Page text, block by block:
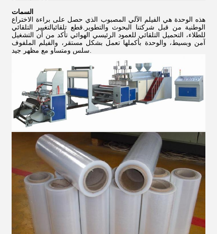
السمات
هذه الوحدة هي الفيلم الآلي المصبوب الذي حصل على براءة الاختراع
الوطنية من قبل شركتنا البحوث والتطوير.قطع تلقائيالتغيير التلقائي
للطلاء، التحميل التلقائي للعمود الرئيسي الهوائي تأكد من أن التشغيل
آمن وبسيط، والوحدة بأكملها تعمل بشكل مستقر، والفيلم الملفوف